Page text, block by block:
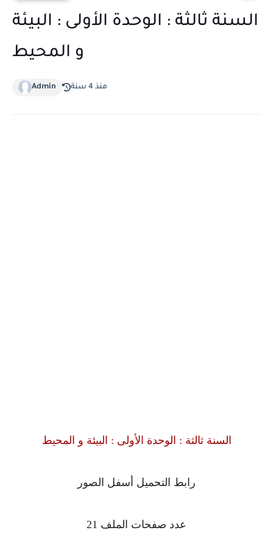
السنة ثالثة : الوحدة الأولى : البيئة
و المحيط
Admin منذ 4 سنة
رابط التحميل أسفل الصور
عدد صفحات الملف 21